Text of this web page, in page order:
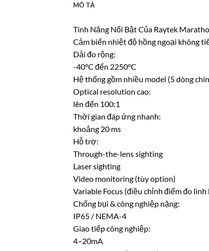
MÔ TẢ
Tính Năng Nổi Bật Của Raytek
Cảm biến nhiệt độ hồng ngoại không
Dải đo rộng:
-40°C đến 2250°C
Hệ thống gồm nhiều model (5 dòng
Optical resolution cao:
lên đến 100:1
Thời gian đáp ứng nhanh:
khoảng 20 ms
Hỗ trợ:
Through-the-lens sighting
Laser sighting
Video monitoring (tùy option)
Variable Focus (điều chỉnh điểm đo
Chống bụi & công nghiệp nặng:
IP65 / NEMA-4
Giao tiếp công nghiệp:
4–20mA